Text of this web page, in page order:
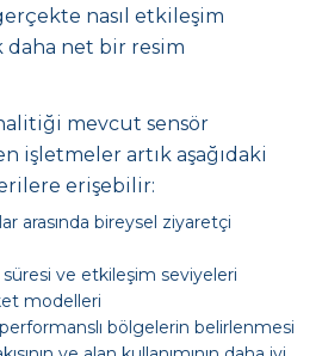
nasıl etkileşim
net bir resim
mevcut sensör
işletmeler artık aşağıdaki
erişebilir:
arasında bireysel ziyaretçi
ve etkileşim seviyeleri
modelleri
bölgelerin belirlenmesi